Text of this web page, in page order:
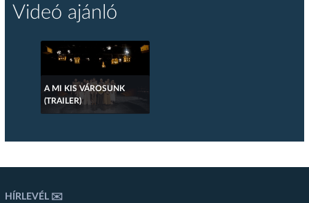
Videó ajánló
A MI KIS VÁROSUNK
(TRAILER)
HÍRLEVÉL ✉️